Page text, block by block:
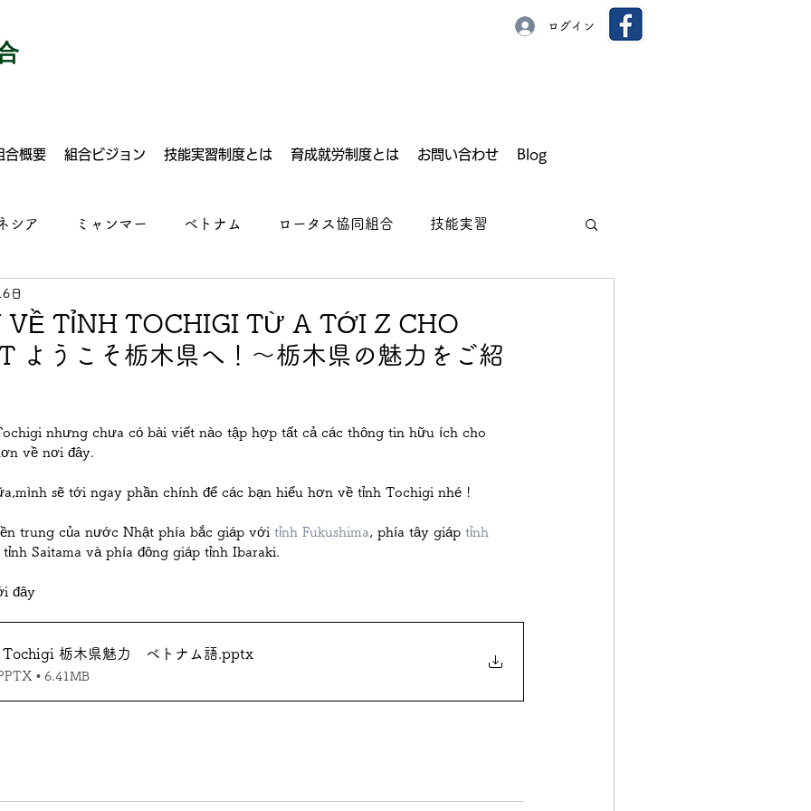
ログイン
合概要 組合ビジョン 技能実習制度とは 育成就労制度とは お問い合わせ Blog
シア ミャンマー ベトナム ロータス協同組合 技能実習
クリーニング 運送業 建設 食品加工 施設園芸 いちご
上三川 宇都宮市 那須塩原市 木材加工 構造物鉄工
VỀ TỈNH TOCHIGI TỪ A TỚI Z CHO
ようこそ栃木県へ！～栃木県の魅力をご紹
日
nhưng chưa có bài viết nào tập hợp tất cả các thông tin hữu ích cho
về nơi đây.
sẽ tới ngay phần chính để các bạn hiểu hơn về tỉnh Tochigi nhé !
trung của nước Nhật phía bắc giáp với tỉnh Fukushima , phía tây giáp tỉnh
Saitama và phía đông giáp tỉnh Ibaraki.
đây
栃木県魅力 ベトナム語 .pptx
• 6.41MB